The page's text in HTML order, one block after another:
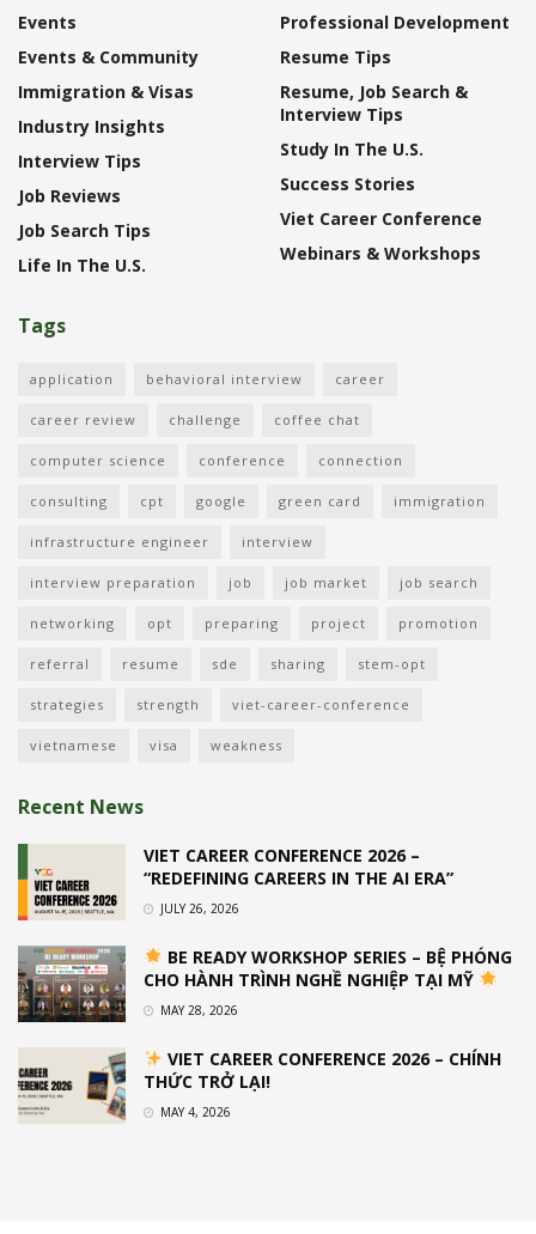
Events
Events & Community
Immigration & Visas
Industry Insights
Interview Tips
Job Reviews
Job Search Tips
Life In The U.S.
Professional Development
Resume Tips
Resume, Job Search &
Interview Tips
Study In The U.S.
Success Stories
Viet Career Conference
Webinars & Workshops
Tags
application behavioral interview career
career review challenge coffee chat
computer science conference connection
consulting cpt google green card immigration
infrastructure engineer interview
interview preparation job job market job search
networking opt preparing project promotion
referral resume sde sharing stem-opt
strategies strength viet-career-conference
vietnamese visa weakness
Recent News
VIET CAREER CONFERENCE 2026 –
“REDEFINING CAREERS IN THE AI ERA”
JULY 26, 2026
BE READY WORKSHOP SERIES – BỆ PHÓNG
CHO HÀNH TRÌNH NGHỀ NGHIỆP TẠI MỸ
MAY 28, 2026
VIET CAREER CONFERENCE 2026 – CHÍNH
THỨC TRỞ LẠI!
MAY 4, 2026